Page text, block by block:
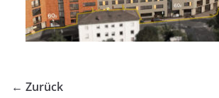
← Zurück